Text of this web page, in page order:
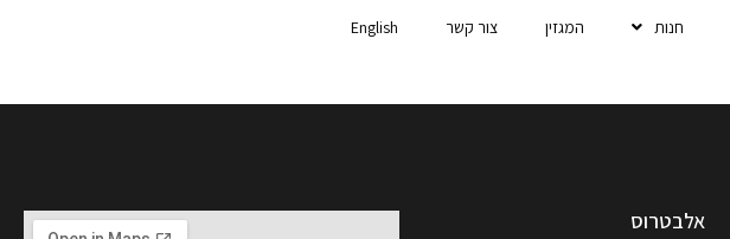
חנות המגזין צור קשר
English
אלבטרוס